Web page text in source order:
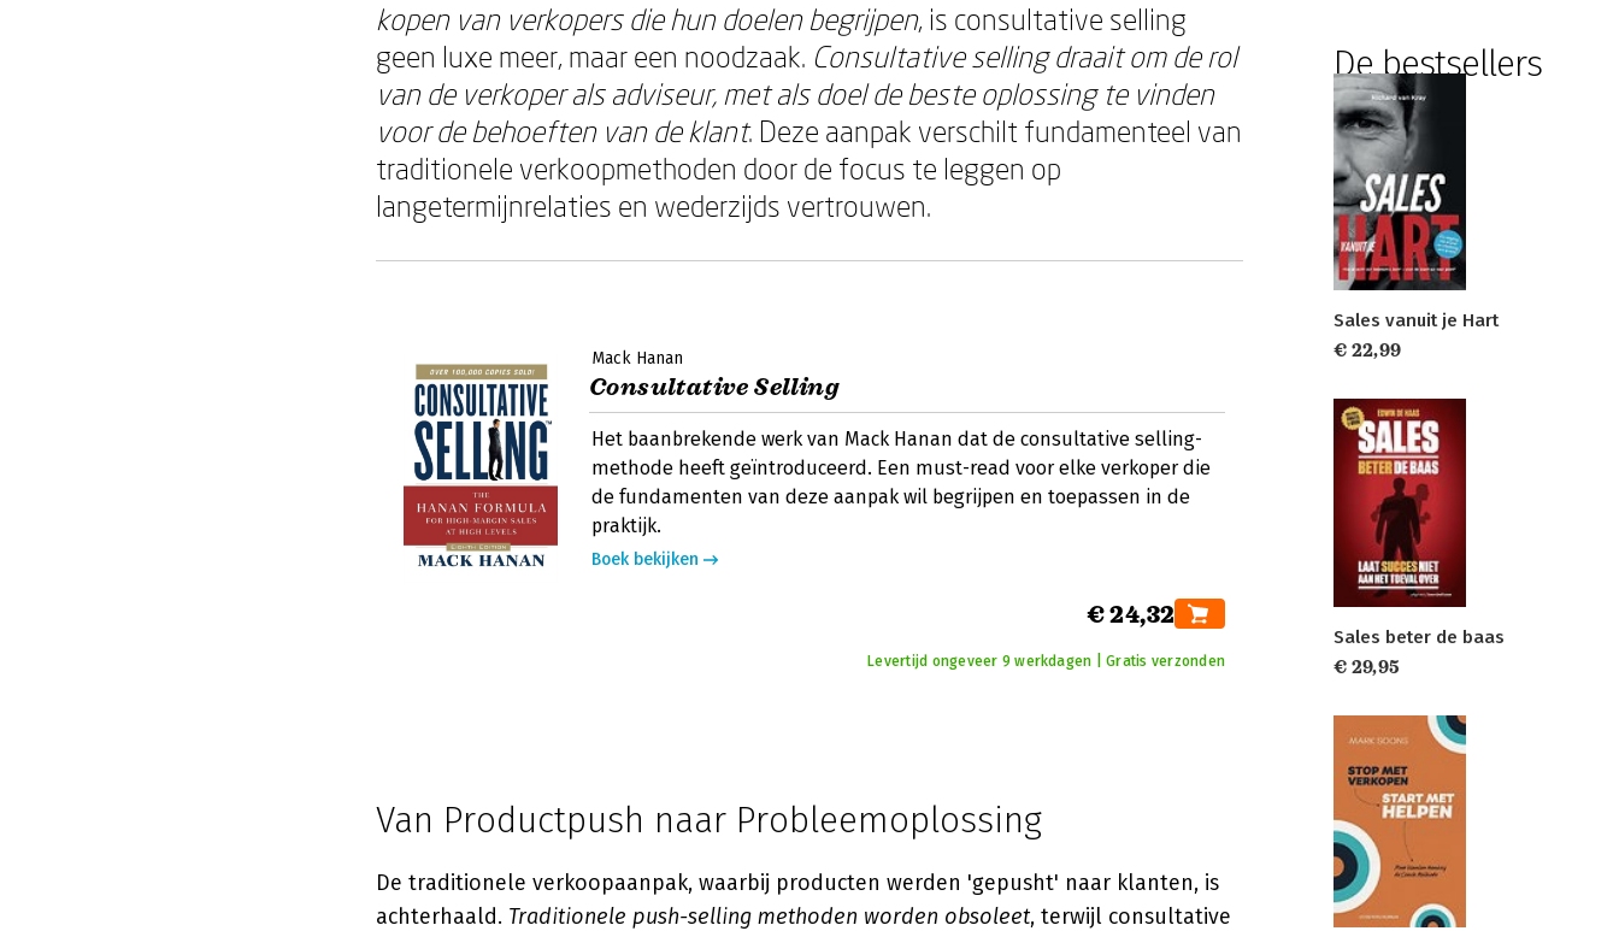
kopen van verkopers die hun doelen begrijpen, is consultative selling
geen luxe meer, maar een noodzaak. Consultative selling draait om de rol
van de verkoper als adviseur, met als doel de beste oplossing te vinden
voor de behoeften van de klant. Deze aanpak verschilt fundamenteel van
traditionele verkoopmethoden door de focus te leggen op
langetermijnrelaties en wederzijds vertrouwen.
Mack Hanan
Consultative Selling
Het baanbrekende werk van Mack Hanan dat de consultative selling-
methode heeft geïntroduceerd. Een must-read voor elke verkoper die
de fundamenten van deze aanpak wil begrijpen en toepassen in de
praktijk.
Boek bekijken
€ 24,32
Levertijd ongeveer 9 werkdagen | Gratis verzonden
Van Productpush naar Probleemoplossing
De traditionele verkoopaanpak, waarbij producten werden 'gepusht' naar klanten, is
achterhaald. Traditionele push-selling methoden worden obsoleet, terwijl consultative
De bestsellers
Sales vanuit je Hart
€ 22,99
Sales beter de baas
€ 29,95